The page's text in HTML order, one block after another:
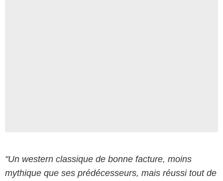
"Un western classique de bonne facture, moins
mythique que ses prédécesseurs, mais réussi tout de